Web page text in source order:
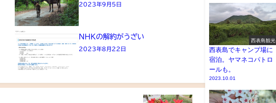
2023年9月5日
NHKの解約がうざい
2023年8月22日
西表島観光
西表島でキャンプ場に
宿泊。ヤマネコパトロ
ールも。
2023.10.01